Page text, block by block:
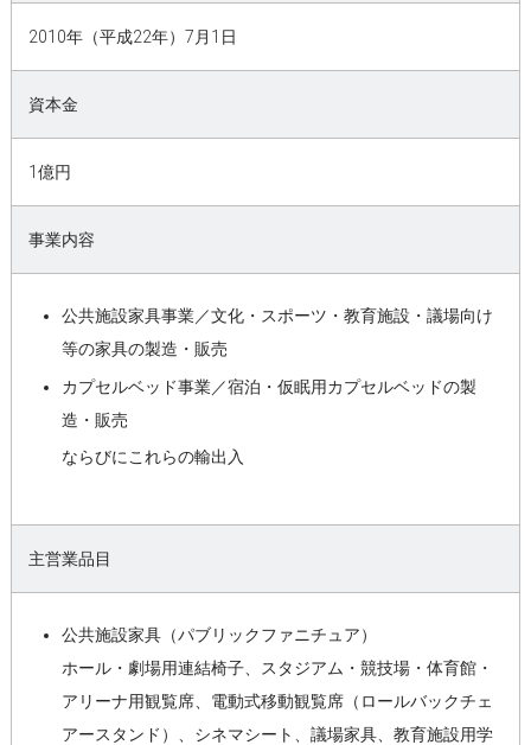
2010年（平成22年）7月1日
資本金
1億円
事業内容
公共施設家具事業／文化・スポーツ・教育施設・議場向け
等の家具の製造・販売
カプセルベッド事業／宿泊・仮眠用カプセルベッドの製
造・販売
ならびにこれらの輸出入
主営業品目
公共施設家具（パブリックファニチュア）
ホール・劇場用連結椅子、スタジアム・競技場・体育館・
アリーナ用観覧席、電動式移動観覧席（ロールバックチェ
アースタンド）、シネマシート、議場家具、教育施設用学